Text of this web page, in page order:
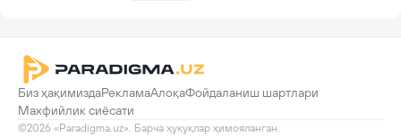
Биз ҳақимиздаРекламаАлоқаФойдаланиш шартлари
Махфийлик сиёсати
©2026 «Paradigma.uz». Барча ҳуқуқлар ҳимояланган.